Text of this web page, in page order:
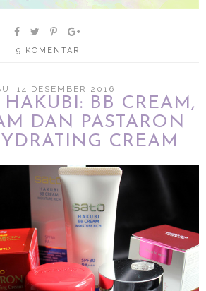
9 KOMENTAR
14 DESEMBER 2016
HAKUBI: BB CREAM,
DAN PASTARON
CREAM